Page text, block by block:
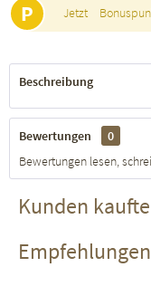
P Jetzt
Beschreibung
Bewertungen
0
Bewertungen lesen,
Kunden
Empfehlungen